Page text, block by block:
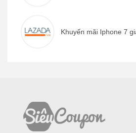
Khuyến mãi Iphone 7